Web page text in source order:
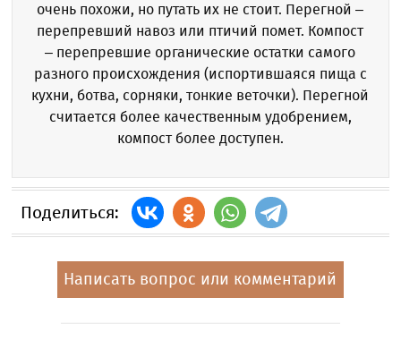
очень похожи, но путать их не стоит. Перегной –
перепревший навоз или птичий помет. Компост
– перепревшие органические остатки самого
разного происхождения (испортившаяся пища с
кухни, ботва, сорняки, тонкие веточки). Перегной
считается более качественным удобрением,
компост более доступен.
Поделиться:
Написать вопрос или комментарий